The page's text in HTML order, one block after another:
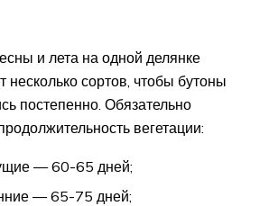
и лета на одной делянке
сортов, чтобы бутоны
постепенно. Обязательно
вегетации:
— 60-65 дней;
— 65-75 дней;